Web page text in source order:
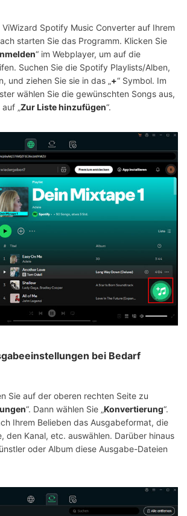
ViWizard Spotify Music Converter auf Ihrem
starten Sie das Programm. Klicken Sie
“ im Webplayer, um auf die
Suchen Sie die Spotify Playlists/Alben,
und ziehen Sie sie in das „+“ Symbol. Im
wählen Sie die gewünschten Songs aus,
„Zur Liste hinzufügen“.
bei Bedarf
Sie auf der oberen rechten Seite zu
“. Dann wählen Sie „Konvertierung“.
Ihrem Belieben das Ausgabeformat, die
den Kanal, etc. auswählen. Darüber hinaus
oder Album diese Ausgabe-Dateien